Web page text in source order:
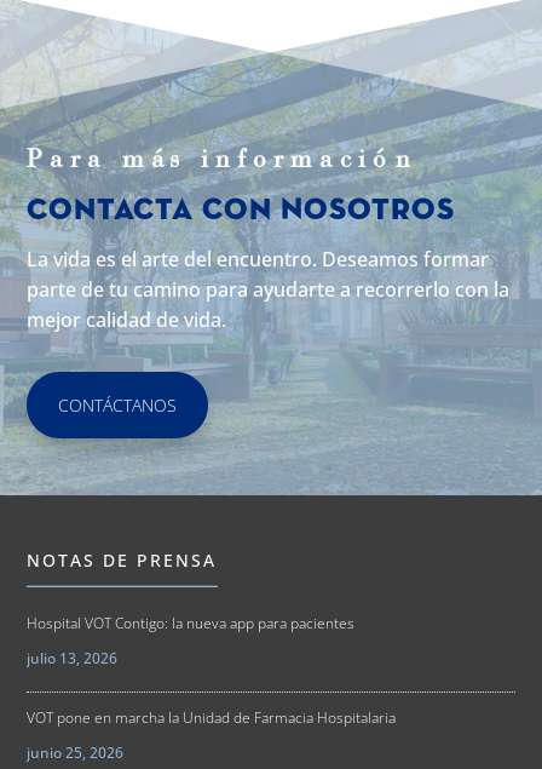
Para más información
Contacta con Nosotros
La vida es el arte del encuentro. Deseamos formar
parte de tu camino para ayudarte a recorrerlo con la
mejor calidad de vida.
CONTÁCTANOS
NOTAS DE PRENSA
Hospital VOT Contigo: la nueva app para pacientes
julio 13, 2026
VOT pone en marcha la Unidad de Farmacia Hospitalaria
junio 25, 2026